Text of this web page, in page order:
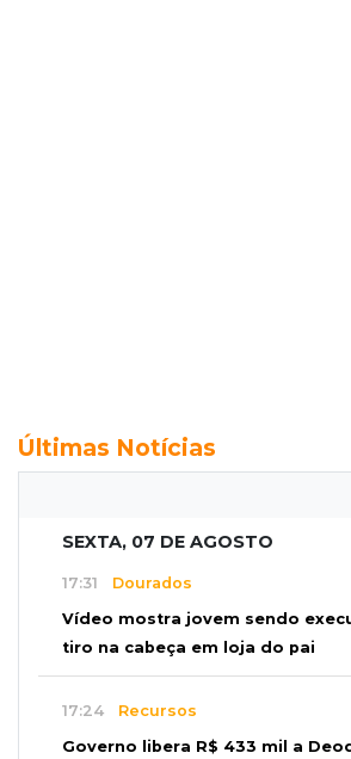
Últimas Notícias
SEXTA, 07 DE AGOSTO
17:31 Dourados
Vídeo mostra jovem sendo
tiro na cabeça em loja do pai
17:24 Recursos
Governo libera R$ 433 mil a